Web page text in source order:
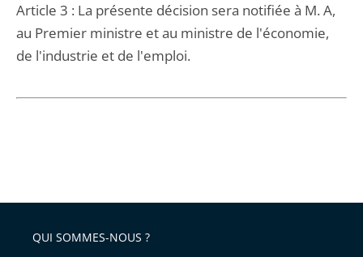
Article 3 : La présente décision sera notifiée à M. A,
au Premier ministre et au ministre de l'économie,
de l'industrie et de l'emploi.
QUI SOMMES-NOUS ?